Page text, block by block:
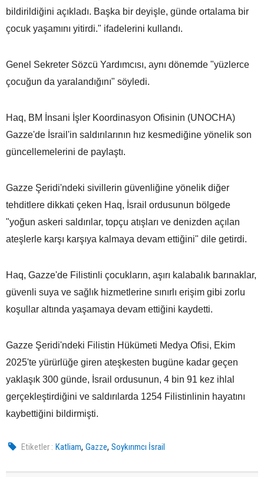
bildirildiğini açıkladı. Başka bir deyişle, günde ortalama bir
çocuk yaşamını yitirdi." ifadelerini kullandı.
Genel Sekreter Sözcü Yardımcısı, aynı dönemde "yüzlerce
çocuğun da yaralandığını" söyledi.
Haq, BM İnsani İşler Koordinasyon Ofisinin (UNOCHA)
Gazze'de İsrail'in saldırılarının hız kesmediğine yönelik son
güncellemelerini de paylaştı.
Gazze Şeridi'ndeki sivillerin güvenliğine yönelik diğer
tehditlere dikkati çeken Haq, İsrail ordusunun bölgede
"yoğun askeri saldırılar, topçu atışları ve denizden açılan
ateşlerle karşı karşıya kalmaya devam ettiğini" dile getirdi.
Haq, Gazze'de Filistinli çocukların, aşırı kalabalık barınaklar,
güvenli suya ve sağlık hizmetlerine sınırlı erişim gibi zorlu
koşullar altında yaşamaya devam ettiğini kaydetti.
Gazze Şeridi'ndeki Filistin Hükümeti Medya Ofisi, Ekim
2025'te yürürlüğe giren ateşkesten bugüne kadar geçen
yaklaşık 300 günde, İsrail ordusunun, 4 bin 91 kez ihlal
gerçekleştirdiğini ve saldırılarda 1254 Filistinlinin hayatını
kaybettiğini bildirmişti.
Etiketler : Katliam,Gazze,Soykırımcı İsrail